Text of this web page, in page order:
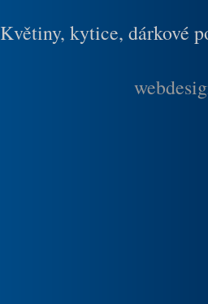
Květiny, kytice, dárkové